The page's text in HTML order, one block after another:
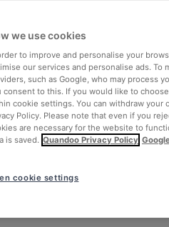
we use cookies
to improve and personalise your
our services and personalise ads.
such as Google, who may process
consent to this. If you would like to
cookie settings. You can withdraw your
Policy. Please note that even if you
are necessary for the website to
is saved. Quandoo Privacy Policy
cookie settings